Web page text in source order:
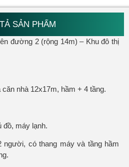
SẢN PHẨM
đường 2 (rộng 14m) – Khu đô thị
nhà 12x17m, hầm + 4 tầng.
đồ, máy lạnh.
có thang máy và tầng hầm